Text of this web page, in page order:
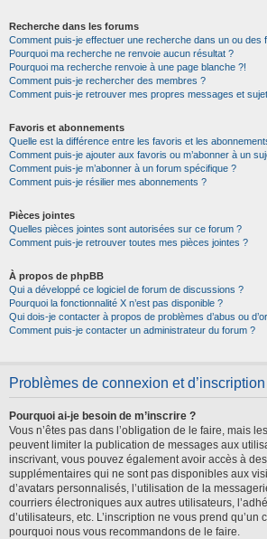
Recherche dans les forums
Comment puis-je effectuer une recherche dans un ou des
Pourquoi ma recherche ne renvoie aucun résultat ?
Pourquoi ma recherche renvoie à une page blanche ?!
Comment puis-je rechercher des membres ?
Comment puis-je retrouver mes propres messages et
Favoris et abonnements
Quelle est la différence entre les favoris et les
Comment puis-je ajouter aux favoris ou m’abonner à un
Comment puis-je m’abonner à un forum spécifique ?
Comment puis-je résilier mes abonnements ?
Pièces jointes
Quelles pièces jointes sont autorisées sur ce forum ?
Comment puis-je retrouver toutes mes pièces jointes ?
À propos de phpBB
Qui a développé ce logiciel de forum de discussions ?
Pourquoi la fonctionnalité X n’est pas disponible ?
Qui dois-je contacter à propos de problèmes d’abus ou
Comment puis-je contacter un administrateur du forum ?
Problèmes de connexion et d’inscription
Pourquoi ai-je besoin de m’inscrire ?
Vous n’êtes pas dans l’obligation de le faire, mais
peuvent limiter la publication de messages aux
inscrivant, vous pouvez également avoir accès à
supplémentaires qui ne sont pas disponibles aux
d’avatars personnalisés, l’utilisation de la
courriers électroniques aux autres utilisateurs,
d’utilisateurs, etc. L’inscription ne vous prend qu’un
pourquoi nous vous recommandons de le faire.